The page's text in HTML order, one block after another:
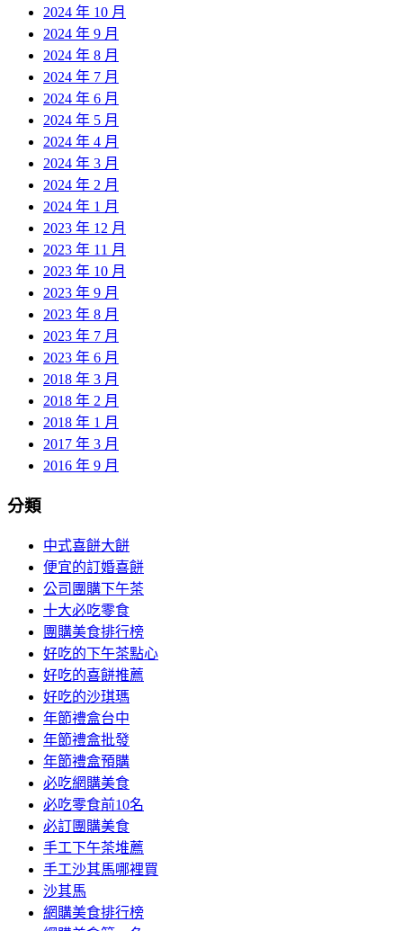
2024 年 10 月
2024 年 9 月
2024 年 8 月
2024 年 7 月
2024 年 6 月
2024 年 5 月
2024 年 4 月
2024 年 3 月
2024 年 2 月
2024 年 1 月
2023 年 12 月
2023 年 11 月
2023 年 10 月
2023 年 9 月
2023 年 8 月
2023 年 7 月
2023 年 6 月
2018 年 3 月
2018 年 2 月
2018 年 1 月
2017 年 3 月
2016 年 9 月
分類
中式喜餅大餅
便宜的訂婚喜餅
公司團購下午茶
十大必吃零食
團購美食排行榜
好吃的下午茶點心
好吃的喜餅推薦
好吃的沙琪瑪
年節禮盒台中
年節禮盒批發
年節禮盒預購
必吃網購美食
必吃零食前10名
必訂團購美食
手工下午茶堆薦
手工沙其馬哪裡買
沙其馬
網購美食排行榜